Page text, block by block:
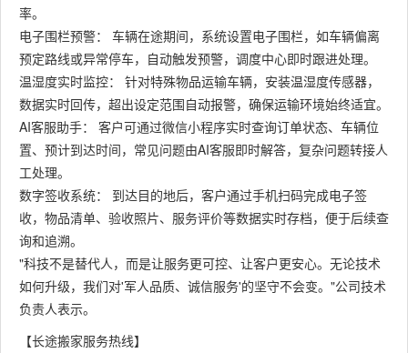
率。
电子围栏预警： 车辆在途期间，系统设置电子围栏，如车辆偏离
预定路线或异常停车，自动触发预警，调度中心即时跟进处理。
温湿度实时监控： 针对特殊物品运输车辆，安装温湿度传感器，
数据实时回传，超出设定范围自动报警，确保运输环境始终适宜。
AI客服助手： 客户可通过微信小程序实时查询订单状态、车辆位
置、预计到达时间，常见问题由AI客服即时解答，复杂问题转接人
工处理。
数字签收系统： 到达目的地后，客户通过手机扫码完成电子签
收，物品清单、验收照片、服务评价等数据实时存档，便于后续查
询和追溯。
"科技不是替代人，而是让服务更可控、让客户更安心。无论技术
如何升级，我们对'军人品质、诚信服务'的坚守不会变。"公司技术
负责人表示。
【长途搬家服务热线】